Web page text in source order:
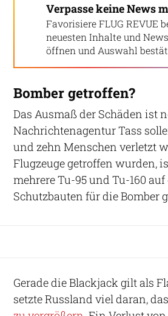
Verpasse keine News
Favorisiere FLUG REVUE
neuesten Inhalte und
öffnen und Auswahl
Bomber getroffen?
Das Ausmaß der Schäden ist
Nachrichtenagentur Tass
und zehn Menschen verletzt
Flugzeuge getroffen wurden,
mehrere Tu-95 und Tu-160
Schutzbauten für die Bomber
Gerade die Blackjack gilt als
setzte Russland viel daran, das